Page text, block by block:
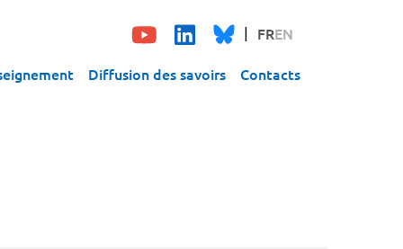
FREN
Diffusion des savoirs Contacts